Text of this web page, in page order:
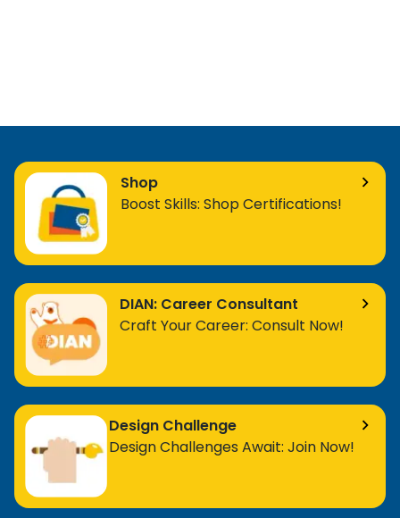
Shop
Boost Skills: Shop Certifications!
DIAN: Career Consultant
Craft Your Career: Consult Now!
Design Challenge
Design Challenges Await: Join Now!